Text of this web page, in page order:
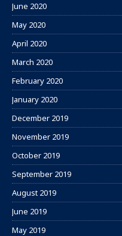
June 2020
May 2020
April 2020
March 2020
February 2020
January 2020
December 2019
November 2019
October 2019
September 2019
August 2019
June 2019
May 2019